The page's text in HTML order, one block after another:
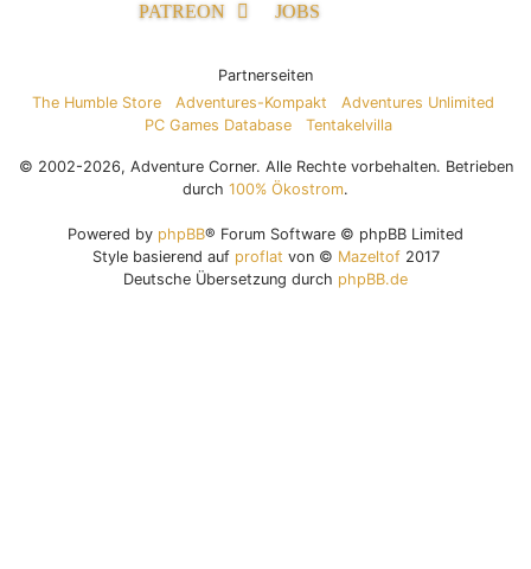
PATREON
JOBS
Partnerseiten
The Humble Store
Adventures-Kompakt
Adventures Unlimited
PC Games Database
Tentakelvilla
© 2002-2026, Adventure Corner. Alle Rechte vorbehalten. Betrieben
durch 100% Ökostrom.
Powered by phpBB® Forum Software © phpBB Limited
Style basierend auf proflat von © Mazeltof2017
Deutsche Übersetzung durch phpBB.de